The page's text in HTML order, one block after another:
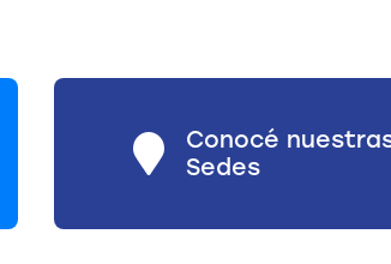
Conocé
Sedes